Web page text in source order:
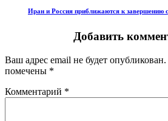
Иран и Россия приближаются к завершению
Добавить
Ваш адрес email не будет опубликован.
помечены *
Комментарий *